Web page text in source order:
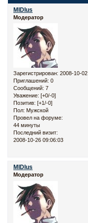
MIDIus
Модератор
Зарегистрирован: 2008-10-02
Приглашений: 0
Сообщений: 7
Уважение: [+0/-0]
Позитив: [+1/-0]
Пол: Мужской
Провел на форуме:
44 минуты
Последний визит:
2008-10-26 09:06:03
MIDIus
Модератор